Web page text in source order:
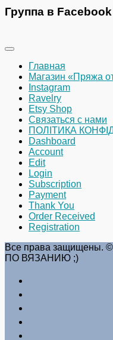
Группа в Facebook
Главная
Магазин «Пряжа
Instagram
Ravelry
Etsy Shop
Связаться с нами
ПОЛІТИКА
Dashboard
Account
Edit
Login
Subscription
Payment
Thank You
Order Received
Registration
Все права защищены.
ПО ВЯЗАНИЮ ;)